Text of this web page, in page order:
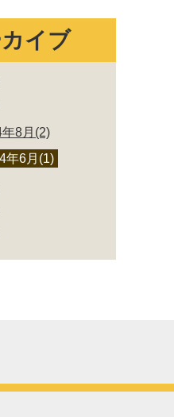
イブ
8月(2)
年6月(1)